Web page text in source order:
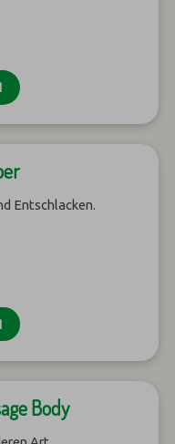
Entschlacken.
Body